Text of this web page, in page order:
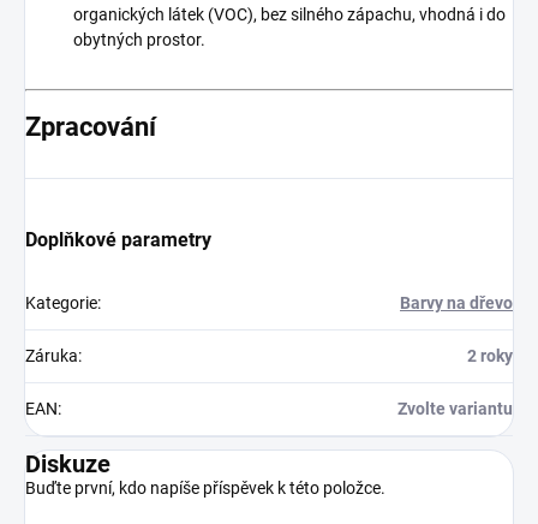
organických látek (VOC), bez silného zápachu, vhodná i do
obytných prostor.
Zpracování
Doplňkové parametry
Kategorie: Barvy na dřevo
Záruka: 2 roky
EAN: Zvolte variantu
Diskuze
Buďte první, kdo napíše příspěvek k této položce.